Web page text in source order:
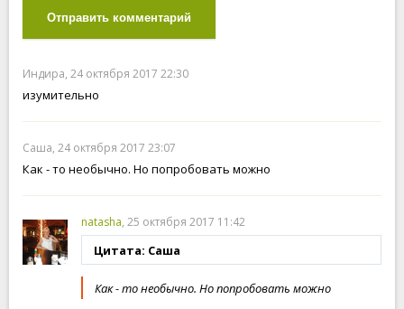
Отправить комментарий
Индира, 24 октября 2017 22:30
изумительно
Саша, 24 октября 2017 23:07
Как - то необычно. Но попробовать можно
natasha, 25 октября 2017 11:42
Цитата: Саша
Как - то необычно. Но попробовать можно